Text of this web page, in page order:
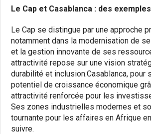
Le Cap et Casablanca : des
Le Cap se distingue par une approche
notamment dans la modernisation de
et la gestion innovante de ses
attractivité repose sur une vision
durabilité et inclusion.Casablanca, pour
potentiel de croissance économique
attractivité renforcée pour les
Ses zones industrielles modernes et
tournante pour les affaires en Afrique
suivre.